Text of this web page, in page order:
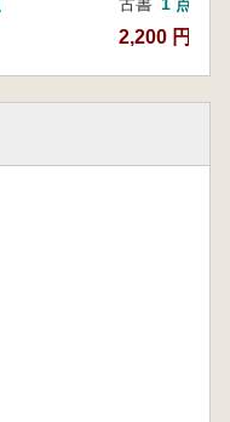
2,200 円